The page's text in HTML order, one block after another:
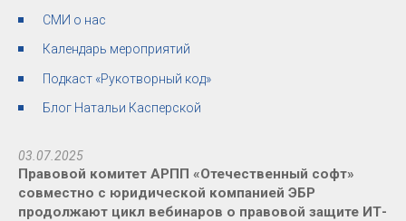
СМИ о нас
Календарь мероприятий
Подкаст «Рукотворный код»
Блог Натальи Касперской
03.07.2025
Правовой комитет АРПП «Отечественный софт»
совместно с юридической компанией ЭБР
продолжают цикл вебинаров о правовой защите ИТ-